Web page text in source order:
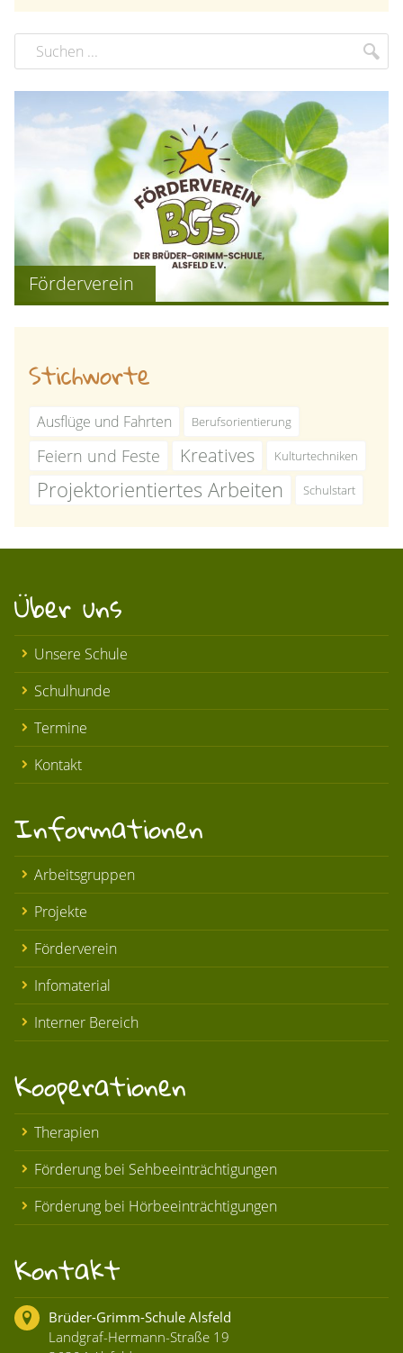
Suchbegriff
Förderverein
Stichworte
Ausflüge und Fahrten Berufsorientierung
Feiern und Feste Kreatives Kulturtechniken
Projektorientiertes Arbeiten Schulstart
Über uns
Unsere Schule
Schulhunde
Termine
Kontakt
Informationen
Arbeitsgruppen
Projekte
Förderverein
Infomaterial
Interner Bereich
Kooperationen
Therapien
Förderung bei Sehbeeinträchtigungen
Förderung bei Hörbeeinträchtigungen
Kontakt
Brüder-Grimm-Schule Alsfeld
Landgraf-Hermann-Straße 19